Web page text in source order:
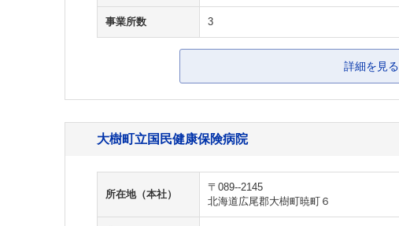
事業所数 3
詳細を見る
大樹町立国民健康保険病院
所在地（本社）
〒089--2145
北海道広尾郡大樹町暁町６